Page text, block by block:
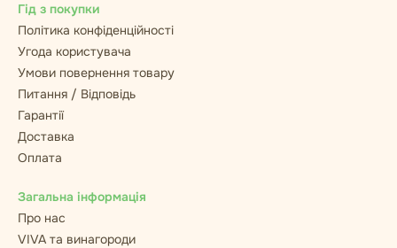
Гід з покупки
Політика конфіденційності
Угода користувача
Умови повернення товару
Питання / Відповідь
Гарантії
Доставка
Оплата
Загальна інформація
Про нас
VIVA та винагороди